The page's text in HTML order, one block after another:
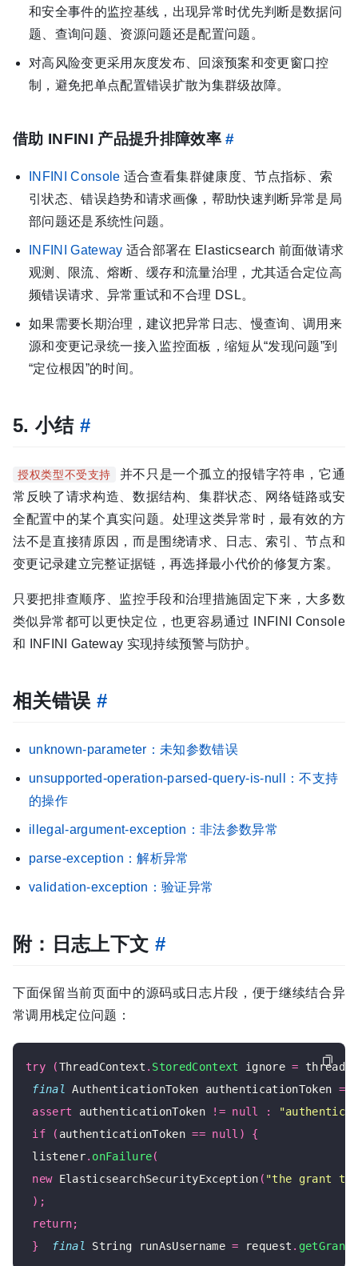
和安全事件的监控基线，出现异常时优先判断是数据问
题、查询问题、资源问题还是配置问题。
对高风险变更采用灰度发布、回滚预案和变更窗口控
制，避免把单点配置错误扩散为集群级故障。
借助 INFINI 产品提升排障效率#
INFINI Console 适合查看集群健康度、节点指标、索
引状态、错误趋势和请求画像，帮助快速判断异常是局
部问题还是系统性问题。
INFINI Gateway 适合部署在 Elasticsearch 前面做请求
观测、限流、熔断、缓存和流量治理，尤其适合定位高
频错误请求、异常重试和不合理 DSL。
如果需要长期治理，建议把异常日志、慢查询、调用来
源和变更记录统一接入监控面板，缩短从“发现问题”到
“定位根因”的时间。
5. 小结 #
授权类型不受支持
并不只是一个孤立的报错字符串，它通
常反映了请求构造、数据结构、集群状态、网络链路或安
全配置中的某个真实问题。处理这类异常时，最有效的方
法不是直接猜原因，而是围绕请求、日志、索引、节点和
变更记录建立完整证据链，再选择最小代价的修复方案。
只要把排查顺序、监控手段和治理措施固定下来，大多数
类似异常都可以更快定位，也更容易通过 INFINI Console
和 INFINI Gateway 实现持续预警与防护。
相关错误 #
unknown-parameter：未知参数错误
unsupported-operation-parsed-query-is-null：不支持
的操作
illegal-argument-exception：非法参数异常
parse-exception：解析异常
validation-exception：验证异常
附：日志上下文 #
下面保留当前页面中的源码或日志片段，便于继续结合异
常调用栈定位问题：
try (ThreadContext . StoredContext ignore =
final AuthenticationToken authenticationToken =
assert authenticationToken != null :
if
( authenticationToken == null )
{
listener. onFailure(
new ElasticsearchSecurityException ( "the grant
);
return;
}
final String runAsUsername = request . getGrant